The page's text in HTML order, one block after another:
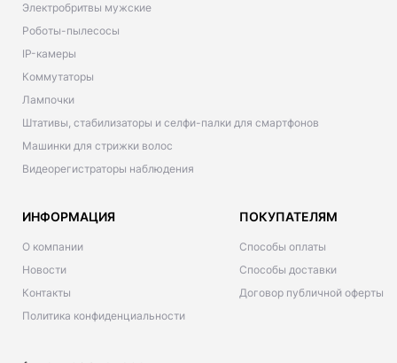
Электробритвы мужские
Роботы-пылесосы
IP-камеры
Коммутаторы
Лампочки
Штативы, стабилизаторы и селфи-палки для смартфонов
Машинки для стрижки волос
Видеорегистраторы наблюдения
ИНФОРМАЦИЯ
О компании
Новости
Контакты
Политика конфиденциальности
ПОКУПАТЕЛЯМ
Способы оплаты
Способы доставки
Договор публичной оферты